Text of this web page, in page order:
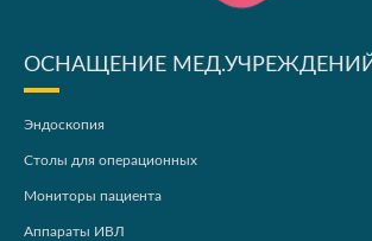
ОСНАЩЕНИЕ
Эндоскопия
Столы для операционных
Мониторы пациента
Аппараты ИВЛ